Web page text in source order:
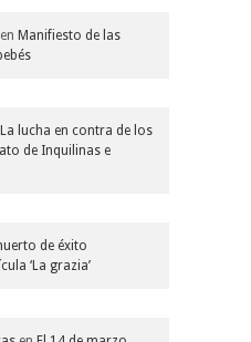
en Manifiesto de las
La lucha en contra de los
de Inquilinas e
de éxito
‘La grazia’